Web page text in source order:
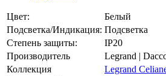
Цвет:
Белый
Подсветка/Индикация: Подсветка
Степень защиты:
IP20
Производитель
Legrand |
Коллекция
Legrand